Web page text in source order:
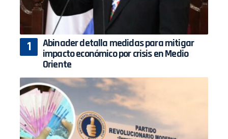
Abinader detalla medidas para mitigar
impacto económico por crisis en Medio
Oriente